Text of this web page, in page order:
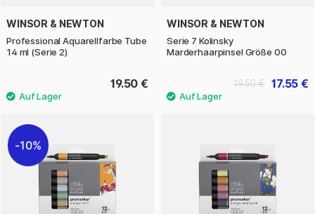
WINSOR & NEWTON
Professional Aquarellfarbe Tube
14 ml (Serie 2)
19.50 €
WINSOR & NEWTON
Serie 7 Kolinsky
Marderhaarpinsel Größe 00
17.55 €
19.50 €
10%